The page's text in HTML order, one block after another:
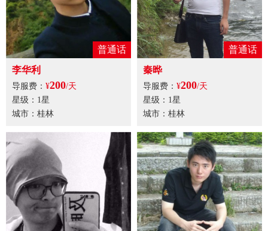
普通话
李华利
导服费： ¥200/天
星级：1星
城市：桂林
普通话
秦晔
导服费： ¥200/天
星级：1星
城市：桂林